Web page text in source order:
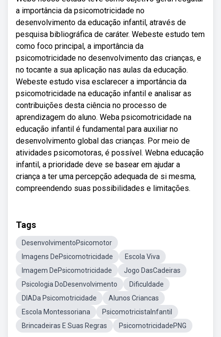
a importância da psicomotricidade no
desenvolvimento da educação infantil, através de
pesquisa bibliográfica de caráter. Webeste estudo tem
como foco principal, a importância da
psicomotricidade no desenvolvimento das crianças, e
no tocante a sua aplicação nas aulas da educação.
Webeste estudo visa esclarecer a importância da
psicomotricidade na educação infantil e analisar as
contribuições desta ciência no processo de
aprendizagem do aluno. Weba psicomotricidade na
educação infantil é fundamental para auxiliar no
desenvolvimento global das crianças. Por meio de
atividades psicomotoras, é possível. Webna educação
infantil, a prioridade deve se basear em ajudar a
criança a ter uma percepção adequada de si mesma,
compreendendo suas possibilidades e limitações.
Tags
DesenvolvimentoPsicomotor
Imagens DePsicomotricidade
Escola Viva
Imagem DePsicomotricidade
Jogo DasCadeiras
Psicologia DoDesenvolvimento
Dificuldade
DIADa Psicomotricidade
Alunos Criancas
Escola Montessoriana
PsicomotricistaInfantil
Brincadeiras E Suas Regras
PsicomotricidadePNG